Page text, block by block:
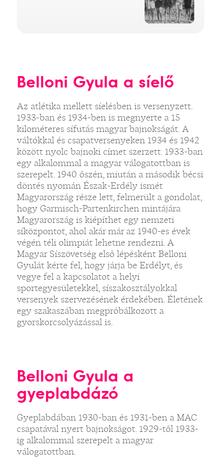
Belloni Gyula a síelő
Az atlétika mellett síelésben is versenyzett.
1933-ban és 1934-ben is megnyerte a 15
kilométeres sífutás magyar bajnokságát. A
váltókkal és csapatversenyeken 1934 és 1942
között nyolc bajnoki címet szerzett. 1933-ban
egy alkalommal a magyar válogatottban is
szerepelt. 1940 őszén, miután a második bécsi
döntés nyomán Észak-Erdély ismét
Magyarország része lett, felmerült a gondolat,
hogy Garmisch-Partenkirchen mintájára
Magyarország is kiépíthet egy nemzeti
síközpontot, ahol akár már az 1940-es évek
végén téli olimpiát lehetne rendezni. A
Magyar Síszövetség első lépésként Belloni
Gyulát kérte fel, hogy járja be Erdélyt, és
vegye fel a kapcsolatot a helyi
sportegyesületekkel, síszakosztályokkal
versenyek szervezésének érdekében. Életének
egy szakaszában megpróbálkozott a
gyorskorcsolyázással is.
Belloni Gyula a
gyeplabdázó
Gyeplabdában 1930-ban és 1931-ben a MAC
csapatával nyert bajnokságot. 1929-től 1933-
ig alkalommal szerepelt a magyar
válogatottban.